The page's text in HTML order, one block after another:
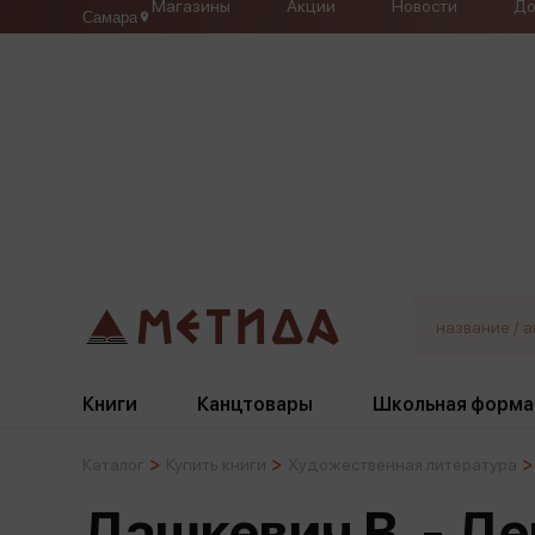
Самара
Магазины Акции Новости
Книги Канцтовары Школьная форма